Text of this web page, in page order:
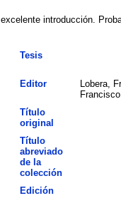
introducción.
Tesis
Editor
Lobera,
Francisco
Título
original
Título
abreviado
de la
colección
Edición